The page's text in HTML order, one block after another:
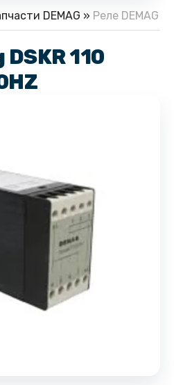
DEMAG » Реле DEMAG
110